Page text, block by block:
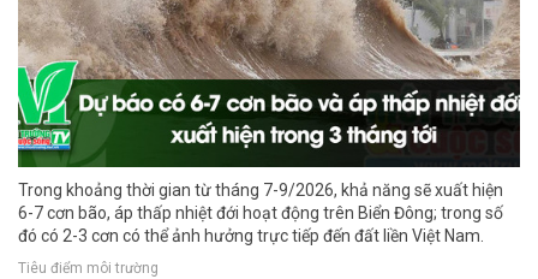
Trong khoảng thời gian từ tháng 7-9/2026, khả năng sẽ xuất hiện
6-7 cơn bão, áp thấp nhiệt đới hoạt động trên Biển Đông; trong số
đó có 2-3 cơn có thể ảnh hưởng trực tiếp đến đất liền Việt Nam.
Tiêu điểm môi trường